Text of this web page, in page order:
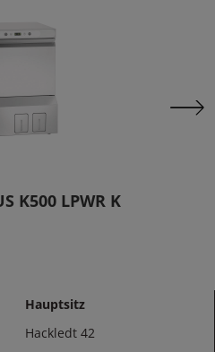
K500 LPWR K
Hauptsitz
Hackledt 42